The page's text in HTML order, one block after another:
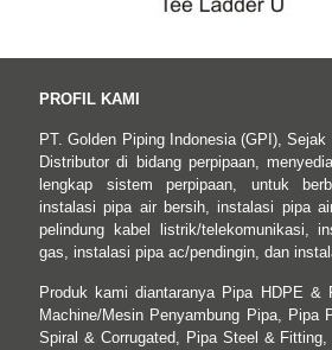
PROFIL KAMI
PT. Golden Piping Indonesia (GPI), Sejak
Distributor di bidang perpipaan,
lengkap sistem perpipaan, untuk
instalasi pipa air bersih, instalasi pipa
pelindung kabel listrik/telekomunikasi,
gas, instalasi pipa ac/pendingin, dan
Produk kami diantaranya Pipa HDPE &
Machine/Mesin Penyambung Pipa, Pipa
Spiral & Corrugated, Pipa Steel &